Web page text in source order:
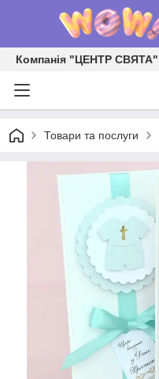
Компанія "ЦЕНТР СВЯТА"
Товари та послуги